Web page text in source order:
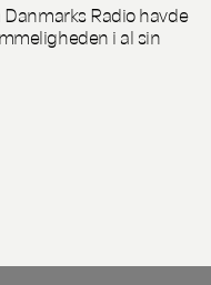
Radio havde
i al sin